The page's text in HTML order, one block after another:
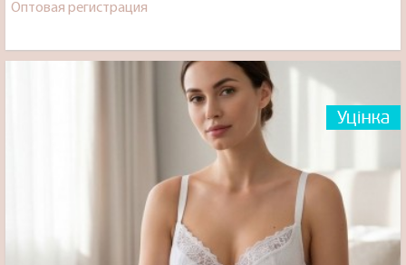
Оптовая регистрация